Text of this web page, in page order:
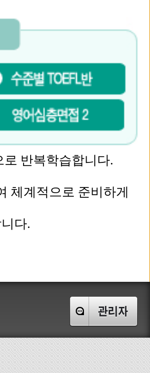
반복학습합니다.
체계적으로 준비하게
다.